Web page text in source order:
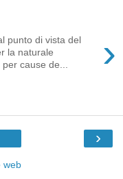
›
punto di vista del
la naturale
cause de...
›
web